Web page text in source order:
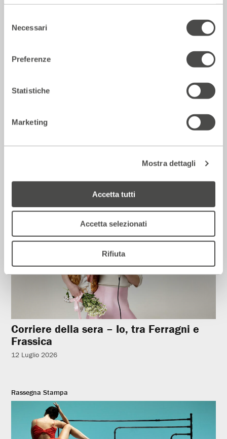
delNecessari
Preferenze
Statistiche
Marketing
Mostra dettagli
Accetta tutti
Accetta selezionati
Rifiuta
strada secondo Raffaele Viviani
Corriere della sera – Io, tra Ferragni e
Frassica
12 Luglio 2026
Rassegna Stampa